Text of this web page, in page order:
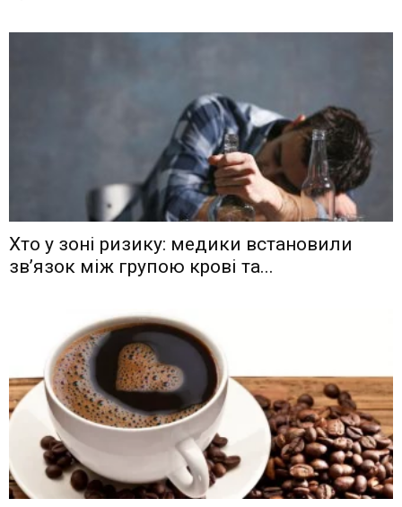
Хто у зоні ризику: медики встановили
зв’язок між групою крові та...